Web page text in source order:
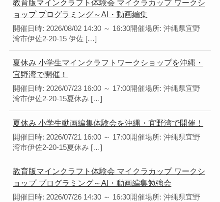
教育版マインクラフト体験会 マイクラカップ ワークシ
ョップ プログラミング～AI・動画編集
開催日時: 2026/08/02 14:30 ～ 16:30開催場所: 沖縄県宜野
湾市伊佐2-20-15 伊佐 […]
夏休み 小学生マインクラフトワークショップを沖縄・
宜野湾で開催！
開催日時: 2026/07/23 16:00 ～ 17:00開催場所: 沖縄県宜野
湾市伊佐2-20-15夏休み […]
夏休み 小学生動画編集体験会を沖縄・宜野湾で開催！
開催日時: 2026/07/21 16:00 ～ 17:00開催場所: 沖縄県宜野
湾市伊佐2-20-15夏休み […]
教育版マインクラフト体験会 マイクラカップ ワークシ
ョップ プログラミング～AI・動画編集勉強会
開催日時: 2026/07/26 14:30 ～ 16:30開催場所: 沖縄県宜野